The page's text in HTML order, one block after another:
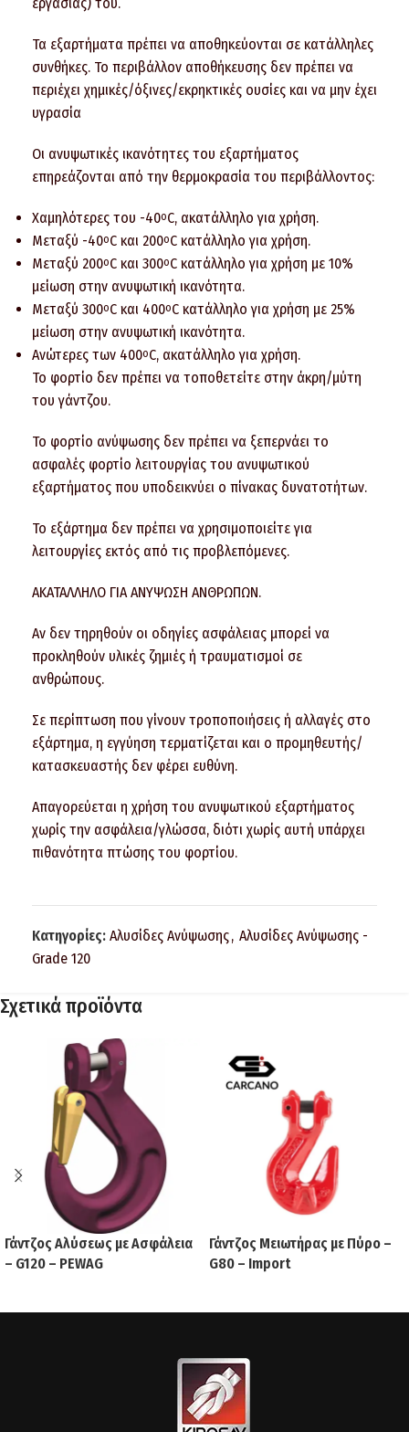
εργασίας) του.
Τα εξαρτήματα πρέπει να αποθηκεύονται σε κατάλληλες
συνθήκες. Το περιβάλλον αποθήκευσης δεν πρέπει να
περιέχει χημικές/όξινες/εκρηκτικές ουσίες και να μην έχει
υγρασία
Οι ανυψωτικές ικανότητες του εξαρτήματος
επηρεάζονται από την θερμοκρασία του περιβάλλοντος:
Χαμηλότερες του -40oC, ακατάλληλο για χρήση.
Μεταξύ -40oC και 200oC κατάλληλο για χρήση.
Μεταξύ 200oC και 300oC κατάλληλο για χρήση με 10%
μείωση στην ανυψωτική ικανότητα.
Μεταξύ 300oC και 400oC κατάλληλο για χρήση με 25%
μείωση στην ανυψωτική ικανότητα.
Ανώτερες των 400oC, ακατάλληλο για χρήση.
Το φορτίο δεν πρέπει να τοποθετείτε στην άκρη/μύτη
του γάντζου.
Το φορτίο ανύψωσης δεν πρέπει να ξεπερνάει το
ασφαλές φορτίο λειτουργίας του ανυψωτικού
εξαρτήματος που υποδεικνύει ο πίνακας δυνατοτήτων.
Το εξάρτημα δεν πρέπει να χρησιμοποιείτε για
λειτουργίες εκτός από τις προβλεπόμενες.
ΑΚΑΤΑΛΛΗΛΟ ΓΙΑ ΑΝΥΨΩΣΗ ΑΝΘΡΩΠΩΝ.
Αν δεν τηρηθούν οι οδηγίες ασφάλειας μπορεί να
προκληθούν υλικές ζημιές ή τραυματισμοί σε
ανθρώπους.
Σε περίπτωση που γίνουν τροποποιήσεις ή αλλαγές στο
εξάρτημα, η εγγύηση τερματίζεται και ο προμηθευτής/
κατασκευαστής δεν φέρει ευθύνη.
Απαγορεύεται η χρήση του ανυψωτικού εξαρτήματος
χωρίς την ασφάλεια/γλώσσα, διότι χωρίς αυτή υπάρχει
πιθανότητα πτώσης του φορτίου.
Κατηγορίες: Αλυσίδες Ανύψωσης, Αλυσίδες Ανύψωσης -
Grade 120
Σχετικά προϊόντα
Γάντζος Αλύσεως με Ασφάλεια
– G120 – PEWAG
Γάντζος Μειωτήρας με Πύρο –
G80 – Import